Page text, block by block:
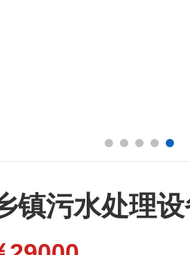
镇污水处理